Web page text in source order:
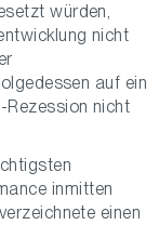
würden,
nicht
auf ein
Rezession nicht
inmitten
verzeichnete einen